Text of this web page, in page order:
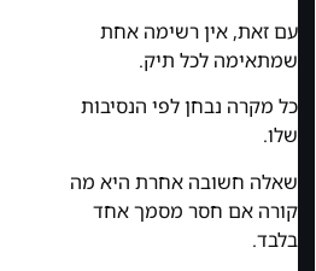
עם זאת, אין רשימה אחת
שמתאימה לכל תיק.
כל מקרה נבחן לפי הנסיבות
שלו.
שאלה חשובה אחרת היא מה
קורה אם חסר מסמך אחד
בלבד.